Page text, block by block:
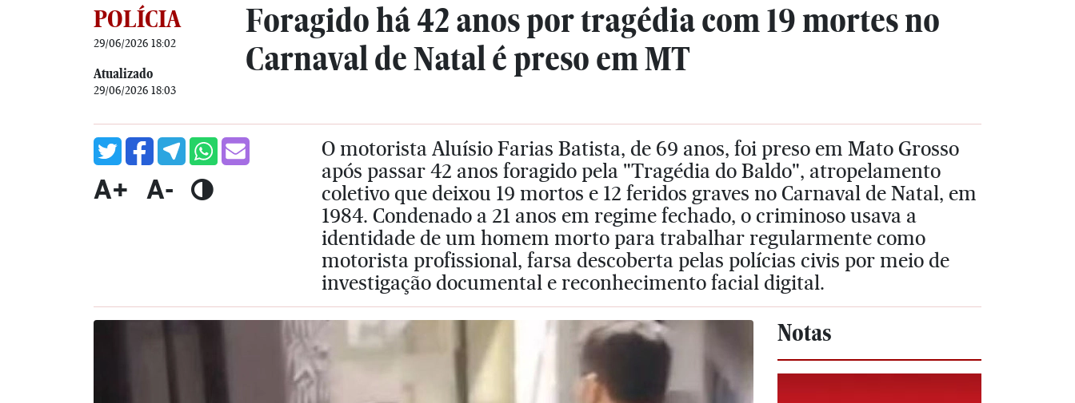
POLÍCIA
29/06/2026 18:02
Atualizado
29/06/2026 18:03
Foragido há 42 anos por tragédia com 19 mortes no
Carnaval de Natal é preso em MT
A+ A-
O motorista Aluísio Farias Batista, de 69 anos, foi preso em Mato Grosso
após passar 42 anos foragido pela "Tragédia do Baldo", atropelamento
coletivo que deixou 19 mortos e 12 feridos graves no Carnaval de Natal, em
1984. Condenado a 21 anos em regime fechado, o criminoso usava a
identidade de um homem morto para trabalhar regularmente como
motorista profissional, farsa descoberta pelas polícias civis por meio de
investigação documental e reconhecimento facial digital.
Notas